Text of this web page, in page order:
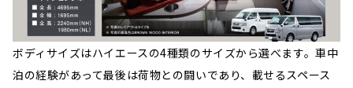
ボディサイズはハイエースの4種類のサイズから選べます。車中
泊の経験があって最後は荷物との闘いであり、載せるスペース